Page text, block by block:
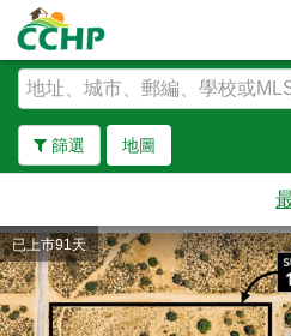
篩選 地圖
去除邊界
已上市91天